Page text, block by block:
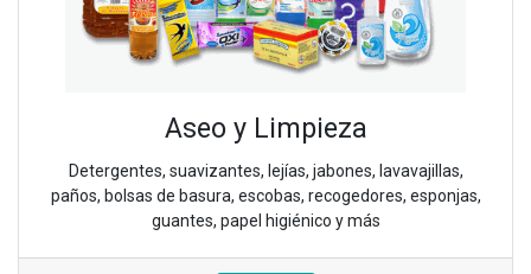
Aseo y Limpieza
Detergentes, suavizantes, lejías, jabones, lavavajillas,
paños, bolsas de basura, escobas, recogedores, esponjas,
guantes, papel higiénico y más